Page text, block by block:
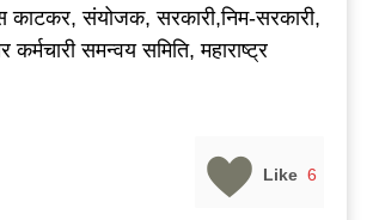
काटकर, संयोजक, सरकारी,निम-सरकारी,
कर्मचारी समन्वय समिति, महाराष्ट्र
Like 6